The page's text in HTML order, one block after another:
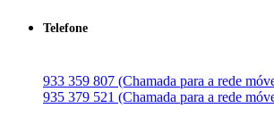
Telefone
933 359 807 (Chamada para a rede
935 379 521 (Chamada para a rede